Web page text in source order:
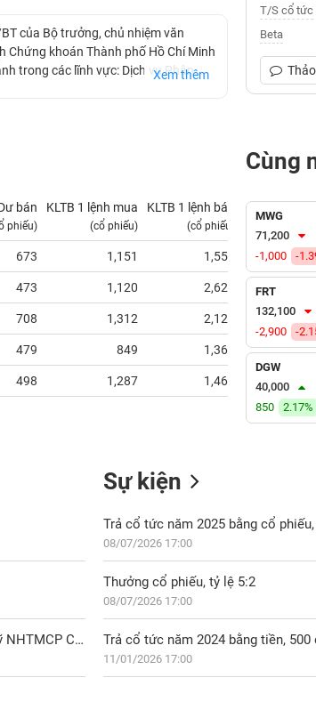
của Bộ trưởng, chủ nhiệm văn
Chứng khoán Thành phố Hồ Chí Minh
trong các lĩnh vực: Dịch vụ Phân
Xem thêm
T/S cổ tức
Beta
bán
phiếu)
KLTB 1 lệnh mua
(cổ phiếu)
KLTB 1 lệnh bán
(cổ phiếu)
673 1,151 1,551 0.00
473 1,120 2,620
708 1,312 2,120 0.00
479 849 1,362 0.00
498 1,287 1,467
Cùng
MWG
71,200
-1,000
-
FRT
132,100
-2,900
-
DGW
40,000
850
2.17%
PET: Báo cáo thay đổi sở hữu của cổ đông lớn Công ty TNHH MTV Quản lý quỹ NHTMCP Công thương VN
Sự kiện
Trả cổ tức năm 2025 bằng cổ
08/07/2026 17:00
Thưởng cổ phiếu, tỷ lệ 5:2
08/07/2026 17:00
Trả cổ tức năm 2024 bằng tiền, 500
11/01/2026 17:00